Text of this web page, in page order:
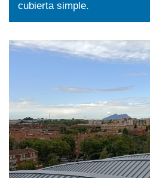
cubierta simple.